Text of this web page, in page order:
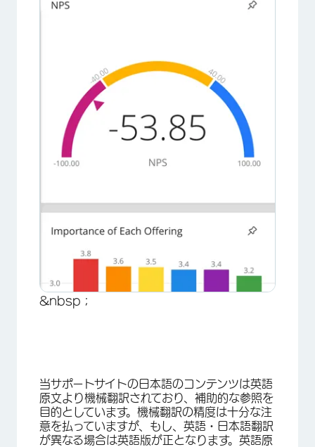
&nbsp；
当サポートサイトの日本語のコンテンツは英語
原文より機械翻訳されており、補助的な参照を
目的としています。機械翻訳の精度は十分な注
意を払っていますが、もし、英語・日本語翻訳
が異なる場合は英語版が正となります。英語原